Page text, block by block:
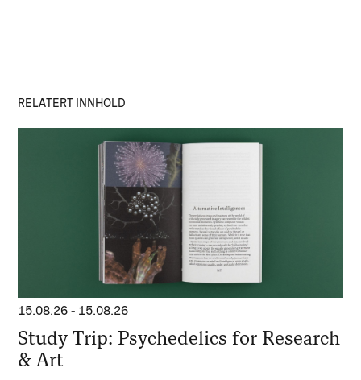
RELATERT INNHOLD
15.08.26 - 15.08.26
Study Trip: Psychedelics for Research
& Art